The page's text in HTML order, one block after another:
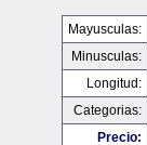
Mayusculas:
Minusculas:
Longitud:
Categorias:
Precio: